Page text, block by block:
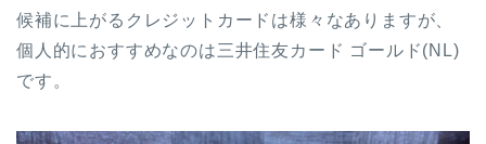
候補に上がるクレジットカードは様々なありますが、
個人的におすすめなのは三井住友カード ゴールド(NL)
です。